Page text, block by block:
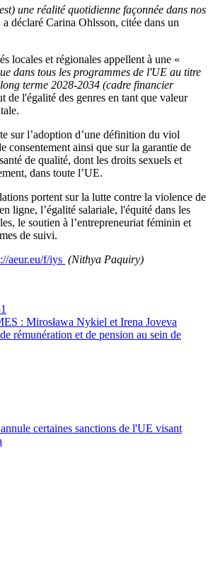
une réalité quotidienne façonnée dans nos
a déclaré Carina Ohlsson, citée dans un
locales et régionales appellent à une «
dans tous les programmes de l'UE au titre
terme 2028-2034 (cadre financier
de l'égalité des genres en tant que valeur
sur l’adoption d’une définition du viol
consentement ainsi que sur la garantie de
de qualité, dont les droits sexuels et
dans toute l’UE.
portent sur la lutte contre la violence de
ligne, l’égalité salariale, l'équité dans les
le soutien à l’entrepreneuriat féminin et
de suivi.
aeur.eu/f/iys (Nithya Paquiry)
: Mirosława Nykiel et Irena Joveva
rémunération et de pension au sein de
certaines sanctions de l'UE visant